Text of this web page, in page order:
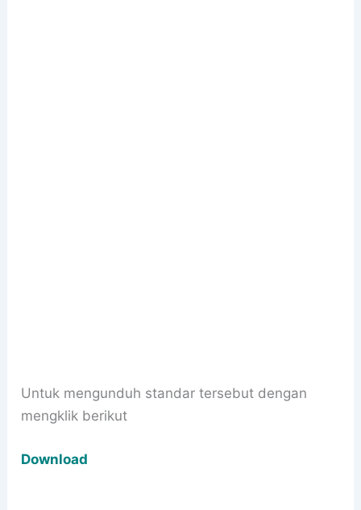
Untuk mengunduh standar tersebut dengan
mengklik berikut
Download